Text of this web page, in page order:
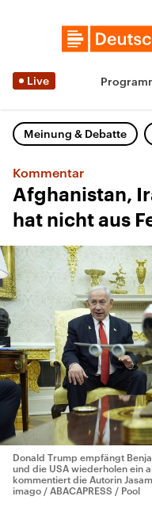
Live
Meinung & Debatte
Kommentar
Afghanistan,
hat nicht aus
Donald Trump empfängt
und die USA wiederholen ein
kommentiert die Autorin
imago / ABACAPRESS / Pool